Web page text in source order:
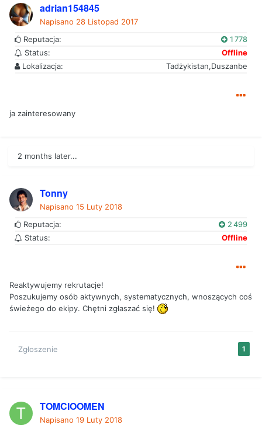
adrian154845
Napisano 28 Listopad 2017
Reputacja:
1 778
Status:
Offline
Lokalizacja:
Tadżykistan,Duszanbe
ja zainteresowany
2 months later...
Tonny
Napisano 15 Luty 2018
Reputacja:
2 499
Status:
Offline
Reaktywujemy rekrutacje!
Poszukujemy osób aktywnych, systematycznych, wnoszących coś
świeżego do ekipy. Chętni zgłaszać się!
1
Zgłoszenie
TOMCIOOMEN
Napisano 19 Luty 2018